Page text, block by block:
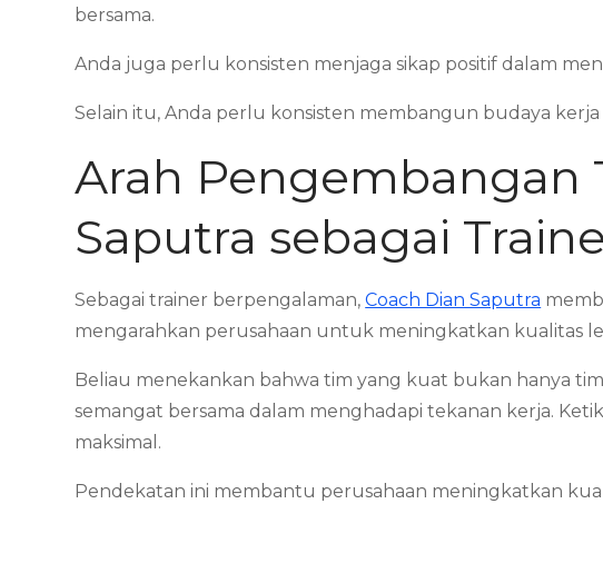
bersama.
Anda juga perlu konsisten menjaga sikap positif dalam
Selain itu, Anda perlu konsisten membangun budaya
Arah Pengembangan
Saputra sebagai
Sebagai trainer berpengalaman,Coach Dian Saputra
mengarahkan perusahaan untuk meningkatkan kualitas
Beliau menekankan bahwa tim yang kuat bukan hanya
semangat bersama dalam menghadapi tekanan kerja.
maksimal.
Pendekatan ini membantu perusahaan meningkatkan